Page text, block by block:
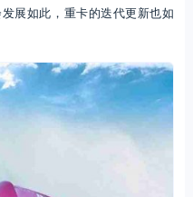
展如此，重卡的迭代更新也如